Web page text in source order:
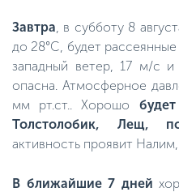
Завтра, в субботу 8
до 28°C, будет
западный ветер, 17 м/с и
опасна. Атмосферное
мм рт.ст.. Хорошо
Толстолобик, Лещ,
активность проявит
В ближайшие 7 дней